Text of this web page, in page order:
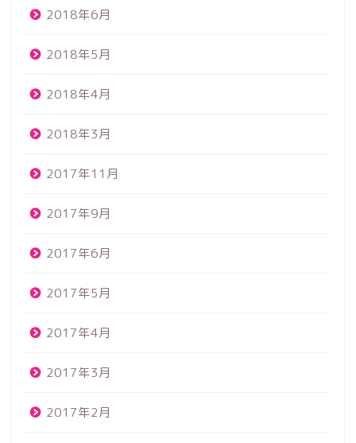
2018年6月
2018年5月
2018年4月
2018年3月
2017年11月
2017年9月
2017年6月
2017年5月
2017年4月
2017年3月
2017年2月